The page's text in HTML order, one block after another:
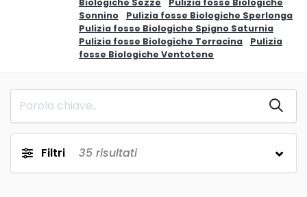
Sonnino
Pulizia fosse Biologiche Sperlonga
Pulizia fosse Biologiche Spigno Saturnia
Pulizia fosse Biologiche Terracina
Pulizia
fosse Biologiche Ventotene
Filtri 35 risultati